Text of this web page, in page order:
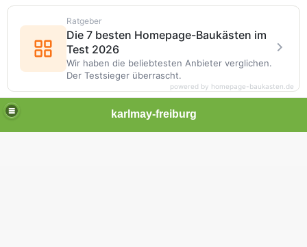
karlmay-freiburg
Ratgeber
Die 7 besten Homepage-Baukästen im
Test 2026
Wir haben die beliebtesten Anbieter verglichen.
Der Testsieger überrascht.
powered by homepage-baukasten.de